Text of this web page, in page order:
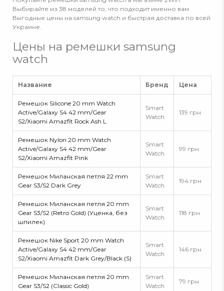
Выбирайте из 38 моделей то, что подходит именно вам.
Выгодные цены на samsung watch и быстрая доставка по всей
Украине.
Цены на ремешки samsung
watch
Название Бренд Цена
Ремешок Silicone 20 mm Watch
Active/Galaxy S4 42 mm/Gear
S2/Xiaomi Amazfit Rock Ash L
Smart
Watch
139 грн
Ремешок Nylon 20 mm Watch
Active/Galaxy S4 42 mm/Gear
S2/Xiaomi Amazfit Pink
Smart
Watch
99 грн
Ремешок Миланская петля 22 mm
Gear S3/S2 Dark Grey
Smart
Watch
194 грн
Ремешок Миланская петля 20 mm
Gear S3/S2 (Retro Gold) (Уценка, без
шпилек)
Smart
Watch
118 грн
Ремешок Nike Sport 20 mm Watch
Active/Galaxy S4 42 mm/Gear
S2/Xiaomi Amazfit Dark Grey/Black (S)
Smart
Watch
146 грн
Ремешок Миланская петля 20 mm
Gear S3/S2 (Classic Gold)
Smart
Watch
79 грн